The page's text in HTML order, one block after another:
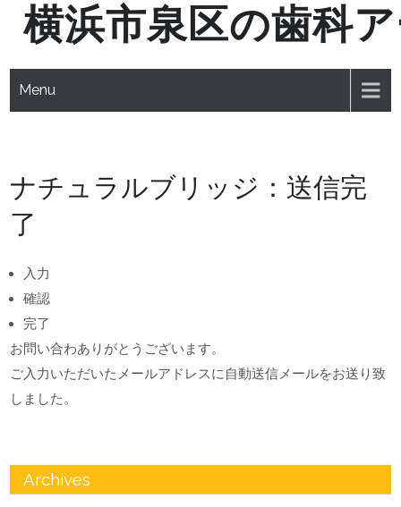
Skip横浜市泉区の歯科
Menu
ナチュラルブリッジ：送信完
了
入力
確認
完了
お問い合わありがとうございます。
ご入力いただいたメールアドレスに自動送信メールをお送り致
しました。
Archives